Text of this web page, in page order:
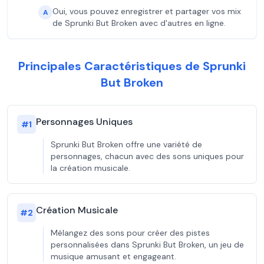
A Oui, vous pouvez enregistrer et partager vos mix
de Sprunki But Broken avec d'autres en ligne.
Principales Caractéristiques de Sprunki
But Broken
#1 Personnages Uniques
Sprunki But Broken offre une variété de
personnages, chacun avec des sons uniques pour
la création musicale.
#2 Création Musicale
Mélangez des sons pour créer des pistes
personnalisées dans Sprunki But Broken, un jeu de
musique amusant et engageant.